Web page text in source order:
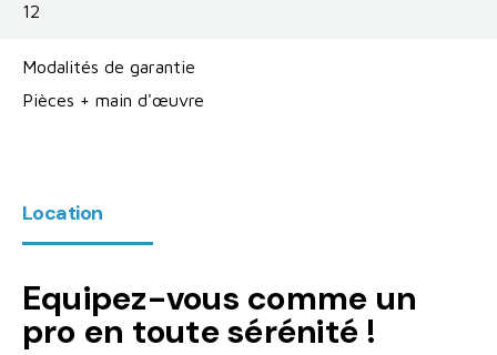
12
Modalités de garantie
Pièces + main d'œuvre
Location
Equipez-vous comme un
pro en toute sérénité !